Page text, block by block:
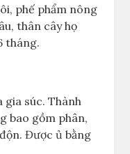
phế phẩm nông
thân cây họ
tháng.
gia súc. Thành
bao gồm phân,
Được ủ bằng